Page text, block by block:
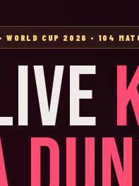
WORLD CUP 2026 • 104